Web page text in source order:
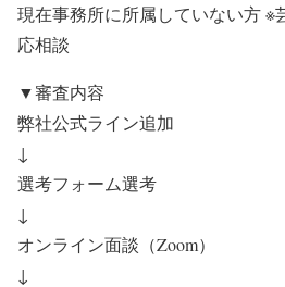
現在事務所に所属していない方 ※
応相談
▼審査内容
弊社公式ライン追加
↓
選考フォーム選考
↓
オンライン面談（Zoom）
↓